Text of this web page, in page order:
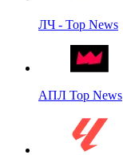
ЛЧ - Top News
АПЛ Top News